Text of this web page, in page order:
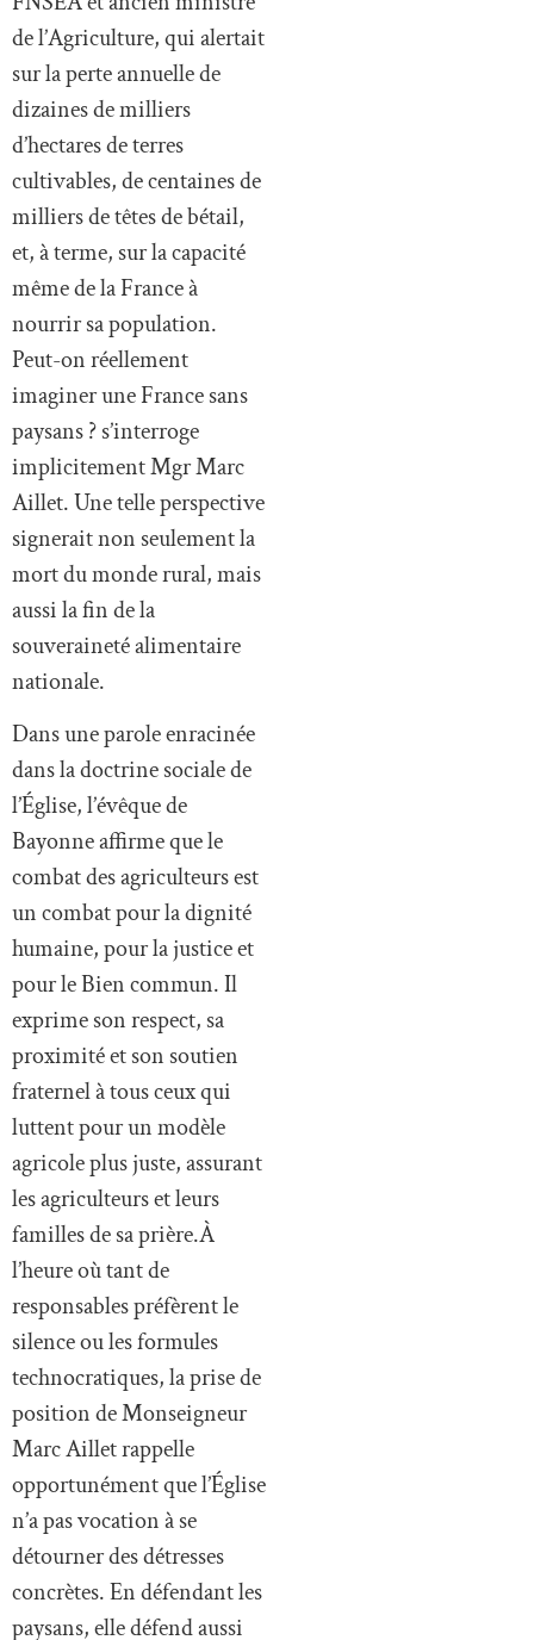
de l’Agriculture, qui alertait
sur la perte annuelle de
dizaines de milliers
d’hectares de terres
cultivables, de centaines de
milliers de têtes de bétail,
et, à terme, sur la capacité
même de la France à
nourrir sa population.
Peut-on réellement
imaginer une France sans
paysans ? s’interroge
implicitement Mgr Marc
Aillet. Une telle perspective
signerait non seulement la
mort du monde rural, mais
aussi la fin de la
souveraineté alimentaire
nationale.
Dans une parole enracinée
dans la doctrine sociale de
l’Église, l’évêque de
Bayonne affirme que le
combat des agriculteurs est
un combat pour la dignité
humaine, pour la justice et
pour le Bien commun. Il
exprime son respect, sa
proximité et son soutien
fraternel à tous ceux qui
luttent pour un modèle
agricole plus juste, assurant
les agriculteurs et leurs
familles de sa prière.À
l’heure où tant de
responsables préfèrent le
silence ou les formules
technocratiques, la prise de
position de Monseigneur
Marc Aillet rappelle
opportunément que l’Église
n’a pas vocation à se
détourner des détresses
concrètes. En défendant les
paysans, elle défend aussi